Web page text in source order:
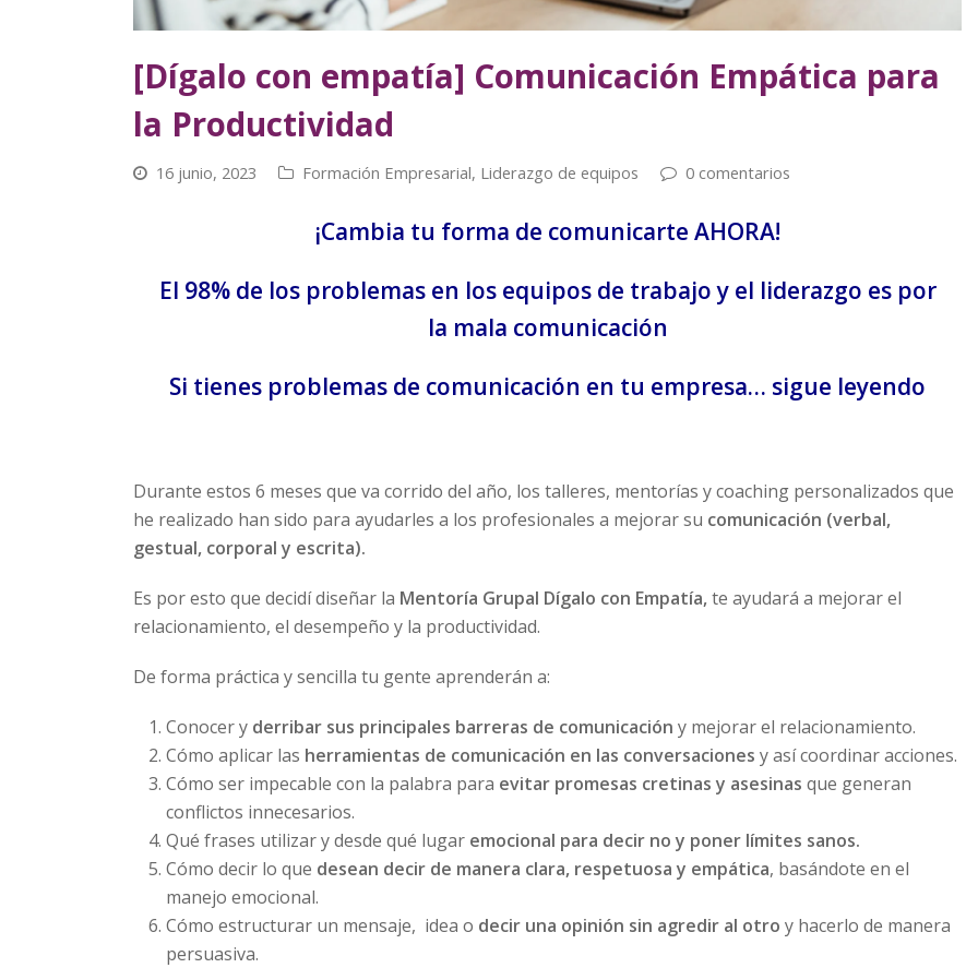
[Dígalo con empatía] Comunicación Empática para
la Productividad
16 junio, 2023 Formación Empresarial, Liderazgo de equipos 0 comentarios
¡Cambia tu forma de comunicarte AHORA!
El 98%de los problemas en los equipos de trabajo y el liderazgo es por
la mala comunicación
Si tienes problemas de comunicación en tu empresa… sigue leyendo
Durante estos 6 meses que va corrido del año, los talleres, mentorías y coaching personalizados que
he realizado han sido para ayudarles a los profesionales a mejorar su comunicación (verbal,
gestual, corporal y escrita).
Es por esto que decidí diseñar la Mentoría Grupal Dígalo con Empatía,te ayudará a mejorar el
relacionamiento, el desempeño y la productividad.
De forma práctica y sencilla tu gente aprenderán a:
Conocer y derribar sus principales barreras de comunicación y mejorar el relacionamiento.
Cómo aplicar las herramientas de comunicación en las conversaciones y así coordinar acciones.
Cómo ser impecable con la palabra para evitar promesas cretinas y asesinas que generan
conflictos innecesarios.
Qué frases utilizar y desde qué lugar emocional para decir no y poner límites sanos.
Cómo decir lo que desean decir de manera clara, respetuosa y empática, basándote en el
manejo emocional.
Cómo estructurar un mensaje, idea o decir una opinión sin agredir al otro y hacerlo de manera
persuasiva.